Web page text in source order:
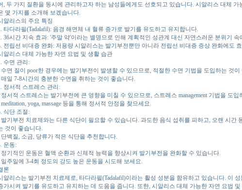
, 두 가지 질환을 동시에 관리하고자 하는 남성들에게도 선호되고 있습니다. 시알리스 대체 가
몇 가지를 소개해 보겠습니다.
알리스의 주요 특징
타다라필(Tadalafil): 음경 해면체 내 혈류 증가로 발기를 유도하고 유지합니다.
36시간 지속 효과: '주말 약'이라는 별명으로 인해 계획적인 성관계 대신 자연스러운 분위기 속
전립선 비대증 완화: 저용량 시알리스는 발기부전뿐만 아니라 전립선 비대증 증상 완화에도
알리스 대체 가능한 자연 요법 및 생활 습관
수면 관리:
수면 질이 poor한 경우에는 발기부전이 발생할 수 있으므로, 적절한 수면 기법을 도입하는 것이
매일 7-8시간의 충분한 수면을 취하는 것이 좋습니다.
정서적 스트레스 관리:
정서적 스트레스는 발기부전에 큰 영향을 미칠 수 있으므로, 스트레스 management 기법을 도입
yoga, massage 등을 통해 정서적 안정을 찾으세요.
식단 조절:
발기부전 치료제와는 다른 식단이 필요할 수 있습니다. 과도한 음식 섭취를 피하고, 오랜 시간
것이 좋습니다.
단백질, 소금, 당류가 적은 식단을 추천합니다.
운동:
정기적인 운동은 혈액 순환과 신체적 능력을 향상시켜 발기부전을 완화할 수 있습니다.
일주일에 3-4회 정도의 강도 높은 운동을 시도해 보세요.
론
알리스는 발기부전 치료제로, 타다라필(Tadalafil)이라는 활성 성분을 함유하고 있습니다. 이
가시켜 발기를 유도하고 유지하는 데 도움을 줍니다. 또한, 시알리스 대체 가능한 자연 요법